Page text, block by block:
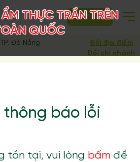
ĐẶT BÀN
Đà Nẵng
Đổi địa điểm
Đổi chi nhánh
thông báo lỗi
tồn tại, vui lòng bấmđể
THỰC TRẦN TRÊN
QUỐC